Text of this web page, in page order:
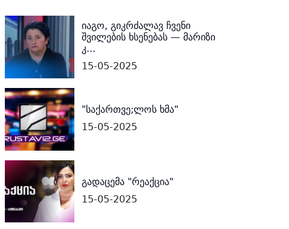
იაგო, გიკრძალავ ჩვენი
შვილების ხსენებას — მარიზი
კ...
15-05-2025
"საქართვე;ლოს ხმა"
15-05-2025
გადაცემა "რეაქცია"
15-05-2025